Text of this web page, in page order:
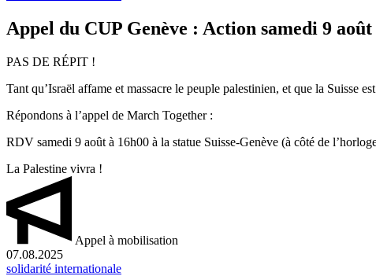
Appel du CUP Genève : Action samedi 9 août
PAS DE RÉPIT !
Tant qu’Israël affame et massacre le peuple palestinien, et que la Suisse
Répondons à l’appel de March Together :
RDV samedi 9 août à 16h00 à la statue Suisse-Genève (à côté de
La Palestine vivra !
Appel à mobilisation
07.08.2025
solidarité internationale